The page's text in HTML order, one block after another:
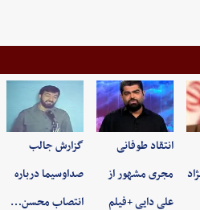
انتقاد طوفانی
مجری مشهور از
علی دایی +فیلم
گزارش جالب
صداوسیما درباره
انتصاب محسن…